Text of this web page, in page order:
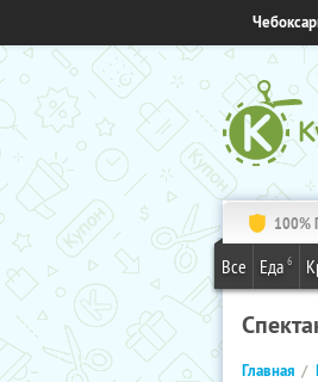
100%
Все Еда 6
Главная